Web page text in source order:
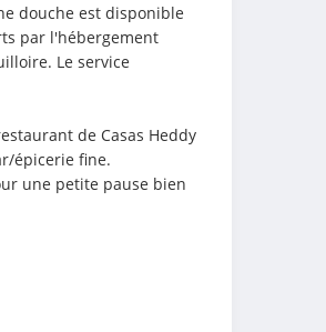
douche est disponible
par l'hébergement
Le service
de Casas Heddy
épicerie fine.
une petite pause bien